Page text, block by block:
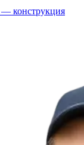
— конструкция